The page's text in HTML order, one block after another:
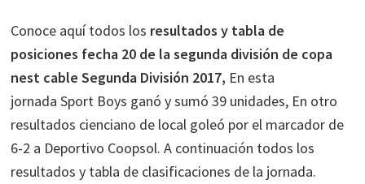
Conoce aquí todos los resultados y tabla de
posiciones fecha 20 de la segunda división de copa
nest cable Segunda División 2017, En esta
jornada Sport Boys ganó y sumó 39 unidades, En otro
resultados cienciano de local goleó por el marcador de
6-2 a Deportivo Coopsol. A continuación todos los
resultados y tabla de clasificaciones de la jornada.